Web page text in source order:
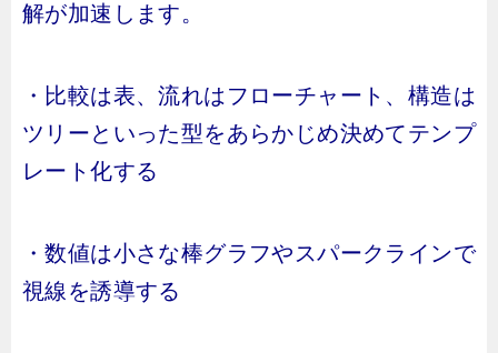
解が加速します。
・比較は表、流れはフローチャート、構造は
ツリーといった型をあらかじめ決めてテンプ
レート化する
・数値は小さな棒グラフやスパークラインで
視線を誘導する